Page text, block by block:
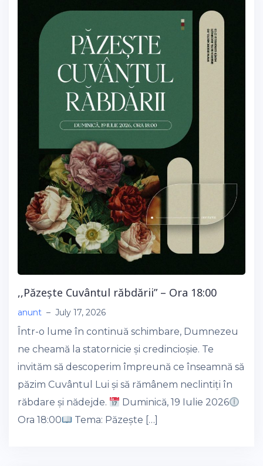
,,Păzește Cuvântul răbdării” – Ora 18:00
anunt – July 17, 2026
Într-o lume în continuă schimbare, Dumnezeu
ne cheamă la statornicie și credincioșie. Te
invităm să descoperim împreună ce înseamnă să
păzim Cuvântul Lui și să rămânem neclintiți în
răbdare și nădejde.
Duminică, 19 Iulie 2026
Ora 18:00
Tema: Păzește […]